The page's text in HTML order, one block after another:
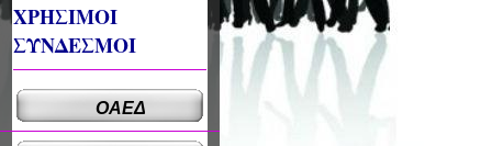
ΧΡΗΣΙΜΟΙ
ΣΥΝΔΕΣΜΟΙ
ΟΑΕΔ